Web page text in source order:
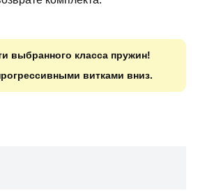
выбранного класса пружин!
витками вниз.